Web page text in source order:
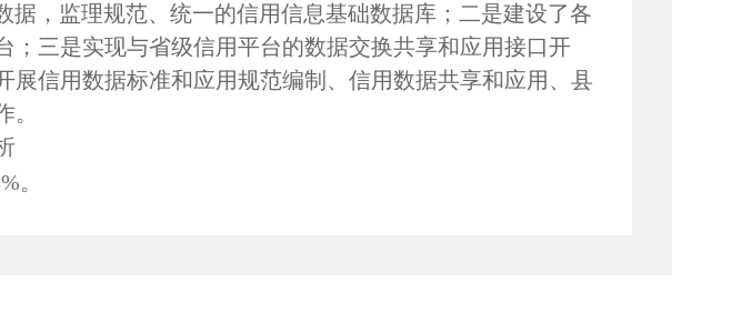
据，监理规范、统一的信用信息基础数据库；二是建设了各
；三是实现与省级信用平台的数据交换共享和应用接口开
展信用数据标准和应用规范编制、信用数据共享和应用、县
。